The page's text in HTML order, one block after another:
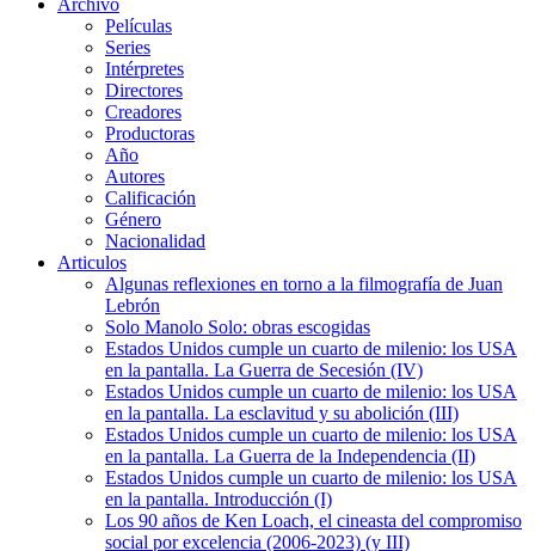
Películas
Series
Intérpretes
Directores
Creadores
Productoras
Año
Autores
Calificación
Género
Nacionalidad
Articulos
Algunas reflexiones en torno a la filmografía de Juan
Lebrón
Solo Manolo Solo: obras escogidas
Estados Unidos cumple un cuarto de milenio: los USA
en la pantalla. La Guerra de Secesión (IV)
Estados Unidos cumple un cuarto de milenio: los USA
en la pantalla. La esclavitud y su abolición (III)
Estados Unidos cumple un cuarto de milenio: los USA
en la pantalla. La Guerra de la Independencia (II)
Estados Unidos cumple un cuarto de milenio: los USA
en la pantalla. Introducción (I)
Los 90 años de Ken Loach, el cineasta del compromiso
social por excelencia (2006-2023) (y III)